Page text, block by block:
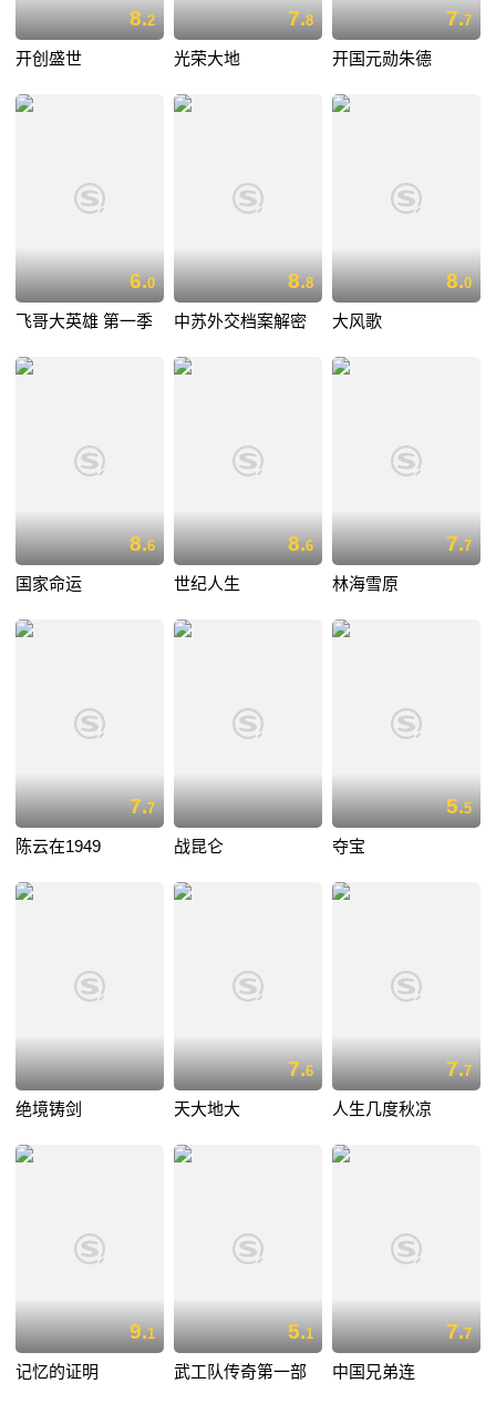
8.2
开创盛世
7.8
光荣大地
7.7
开国元勋朱德
6.0
飞哥大英雄 第一季
8.8
中苏外交档案解密
8.0
大风歌
8.6
国家命运
8.6
世纪人生
7.7
林海雪原
7.7
陈云在1949 战昆仑
5.5
夺宝
绝境铸剑
7.6
天大地大
7.7
人生几度秋凉
9.1
记忆的证明
5.1
武工队传奇第一部
7.7
中国兄弟连